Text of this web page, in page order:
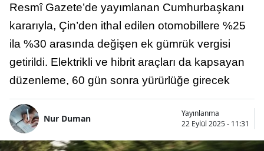
Resmî Gazete’de yayımlanan Cumhurbaşkanı
kararıyla, Çin’den ithal edilen otomobillere %25
ila %30 arasında değişen ek gümrük vergisi
getirildi. Elektrikli ve hibrit araçları da kapsayan
düzenleme, 60 gün sonra yürürlüğe girecek
Nur Duman
Yayınlanma
22 Eylül 2025 - 11:31